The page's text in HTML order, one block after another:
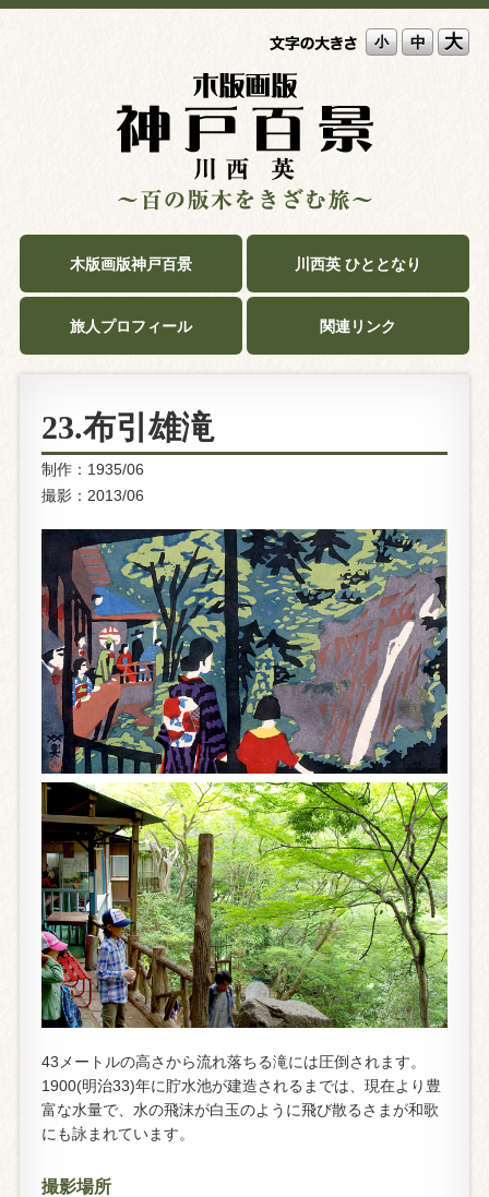
小 中 大
木版画版神戸百景 川西英 ひととなり
旅人プロフィール 関連リンク
23.布引雄滝
制作：1935/06
撮影：2013/06
43メートルの高さから流れ落ちる滝には圧倒されます。
1900(明治33)年に貯水池が建造されるまでは、現在より豊
富な水量で、水の飛沫が白玉のように飛び散るさまが和歌
にも詠まれています。
撮影場所